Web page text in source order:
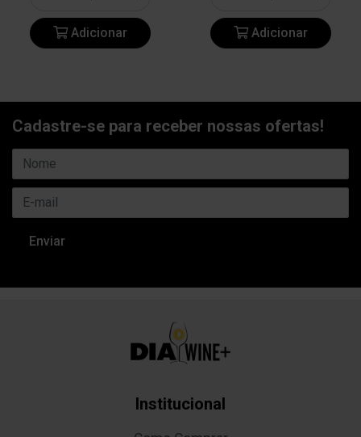
Adicionar Adicionar
Cadastre-se para receber nossas ofertas!
Institucional